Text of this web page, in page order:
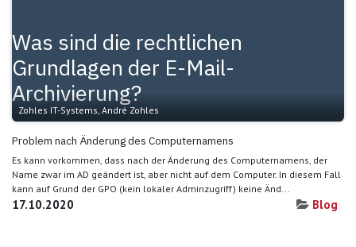
Was sind die rechtlichen
Grundlagen der E-Mail-
Archivierung?
Zohles IT-Systems, André Zohles
Problem nach Änderung des Computernamens
Es kann vorkommen, dass nach der Änderung des Computernamens, der
Name zwar im AD geändert ist, aber nicht auf dem Computer. In diesem Fall
kann auf Grund der GPO (kein lokaler Adminzugriff) keine Änd...
17.10.2020 Blog